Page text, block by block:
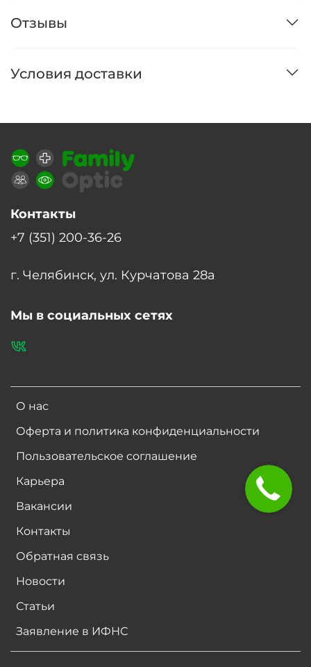
Отзывы
Условия доставки
О нас
Оферта и политика конфиденциальности
Пользовательское соглашение
Карьера
Вакансии
Контакты
Обратная связь
Новости
Статьи
Заявление в ИФНС
Контакты
+7 (351) 200-36-26
г. Челябинск, ул. Курчатова 28а
Мы в социальных сетях